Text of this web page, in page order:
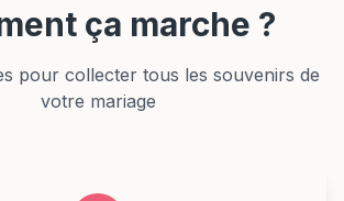
ça marche ?
pour collecter tous les souvenirs de
votre mariage